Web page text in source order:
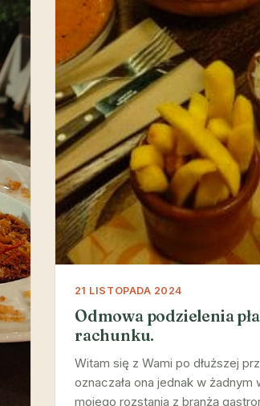
21 LISTOPADA 2024
Odmowa podzielenia
rachunku.
Witam się z Wami po dłuższej
oznaczała ona jednak w żadnym
mojego rozstania z branżą